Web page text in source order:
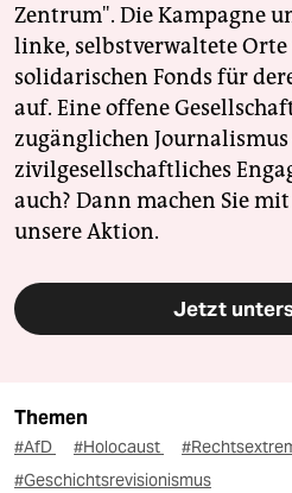
Zentrum". Die Kampagne
linke, selbstverwaltete
solidarischen Fonds für
auf. Eine offene
zugänglichen Journalismus
zivilgesellschaftliches
auch? Dann machen Sie
unsere Aktion.
Jetzt
Themen
#AfD #Holocaust
#Geschichtsrevisionismus